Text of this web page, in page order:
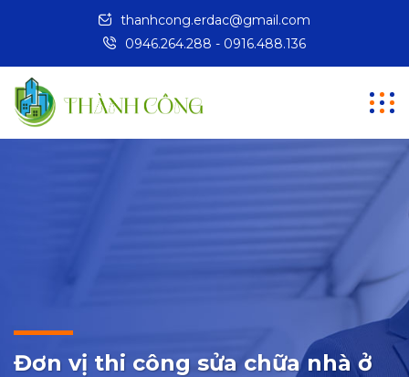
thanhcong.erdac@gmail.com
0946.264.288 - 0916.488.136
Đơn vị thi công sửa chữa nhà ở